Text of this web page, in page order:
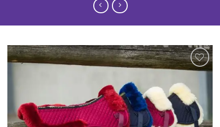
à la liste
de
souhaits